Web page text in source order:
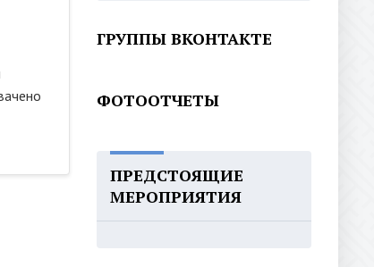
ГРУППЫ ВКОНТАКТЕ
ФОТООТЧЕТЫ
ПРЕДСТОЯЩИЕ
МЕРОПРИЯТИЯ